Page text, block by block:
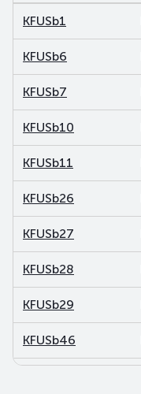
KFUSb1
KFUSb6
KFUSb7
KFUSb10
KFUSb11
KFUSb26
KFUSb27
KFUSb28
KFUSb29
KFUSb46